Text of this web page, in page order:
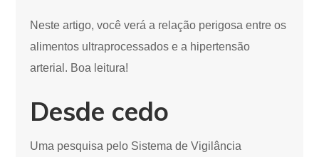
Neste artigo, você verá a relação perigosa entre os
alimentos ultraprocessados e a hipertensão
arterial. Boa leitura!
Desde cedo
Uma pesquisa pelo Sistema de Vigilância